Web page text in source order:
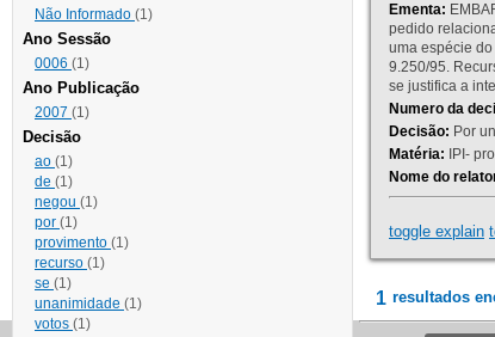
Não Informado (1)
Ano Sessão
0006 (1)
Ano Publicação
2007 (1)
Decisão
ao (1)
de (1)
negou (1)
por (1)
provimento (1)
recurso (1)
se (1)
unanimidade (1)
votos (1)
Ementa:
pedido
uma espécie
9.250/95.
se justifica a
Numero da
Decisão: Por
Matéria: IPI-
Nome do
toggle explain
1 resultados